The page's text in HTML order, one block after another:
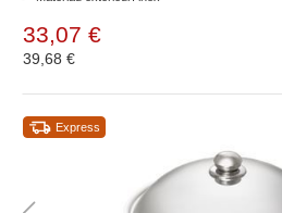
33,07 €
39,68 €
Express